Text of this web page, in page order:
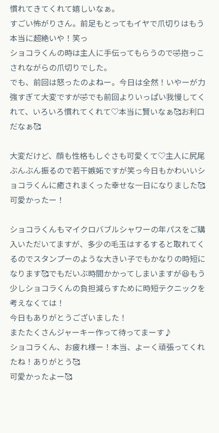
慣れてきてくれて嬉しいなぁ。
すごい怖がりさん。前足もとってもイヤで爪切りはもう
本当に超絶いや！笑っ
ショコラくんの時は主人に手伝ってもらうので🤣抱っこ
されながらの爪切りでした。
でも、前回は怒ったのよねー。今日は全然！いやーが力
強すぎて大変ですが🤣でも前回よりいっぱい我慢してく
れて、いろいろ慣れてくれて♡本当に賢いなぁ🥰お利口
だなぁ🥰
大変だけど、顔も性格もしぐさも可愛くて♡主人に尻尾
ぶんぶん振るので若干嫉妬ですが笑っ今日もかわいいシ
ョコラくんに癒されまくった幸せな一日になりました🥰
可愛かったー！
ショコラくんもマイクロバブルシャワーの年パスをご購
入いただいてますが、多少の毛玉はするすると取れてく
るのでスタンプーのような大きい子でもかなりの時短に
なります🥰でもだいぶ時間かかってしまいますが😆もう
少しショコラくんの負担減らすために時短テクニックを
考えなくては！
今日もありがとうございました！
またたくさんジャーキー作って待ってまーす♪
ショコラくん、お疲れ様ー！本当、よーく頑張ってくれ
たね！ありがとう🥰
可愛かったよー🥰